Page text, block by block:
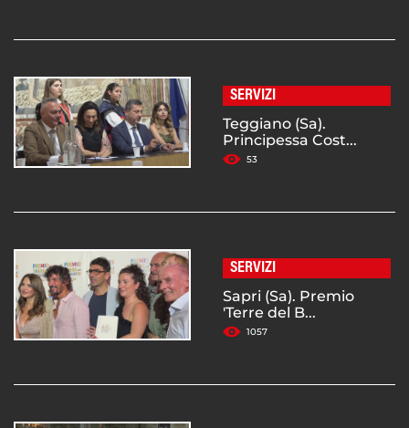
SERVIZI
Teggiano (Sa).
Principessa Cost...
53
SERVIZI
Sapri (Sa). Premio
'Terre del B...
1057